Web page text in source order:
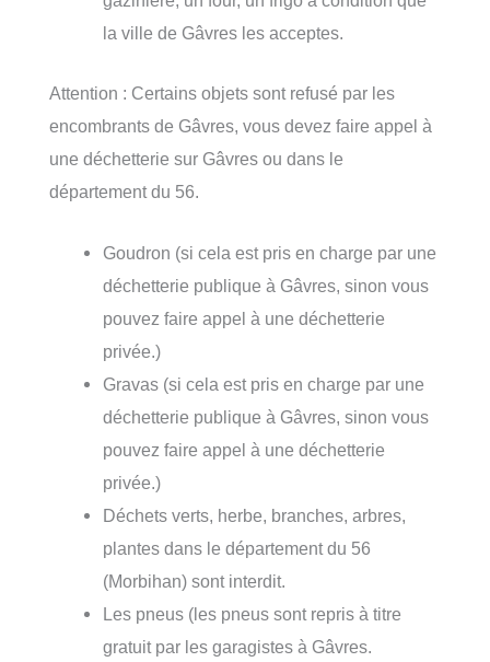
la ville de Gâvres les acceptes.
Attention : Certains objets sont refusé par les
encombrants de Gâvres, vous devez faire appel à
une déchetterie sur Gâvres ou dans le
département du 56.
Goudron (si cela est pris en charge par une
déchetterie publique à Gâvres, sinon vous
pouvez faire appel à une déchetterie
privée.)
Gravas (si cela est pris en charge par une
déchetterie publique à Gâvres, sinon vous
pouvez faire appel à une déchetterie
privée.)
Déchets verts, herbe, branches, arbres,
plantes dans le département du 56
(Morbihan) sont interdit.
Les pneus (les pneus sont repris à titre
gratuit par les garagistes à Gâvres.